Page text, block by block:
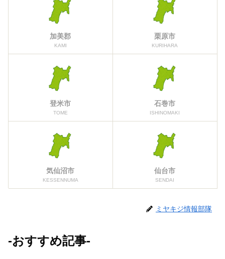
加美郡
KAMI
栗原市
KURIHARA
登米市
TOME
石巻市
ISHINOMAKI
気仙沼市
KESSENNUMA
仙台市
SENDAI
ミヤキジ情報部隊
-おすすめ記事-